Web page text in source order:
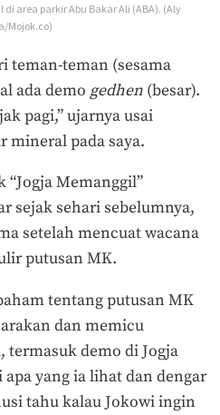
area parkir Abu Bakar Ali (ABA). (Aly
Mojok.co)
teman-teman (sesama
ada demo gedhen (besar).
pagi,” ujarnya usai
mineral pada saya.
“Jogja Memanggil”
sejak sehari sebelumnya,
setelah mencuat wacana
putusan MK.
tentang putusan MK
dan memicu
termasuk demo di Jogja
yang ia lihat dan dengar
tahu kalau Jokowi ingin